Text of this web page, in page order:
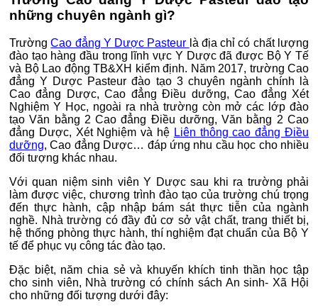
những chuyên ngành gì?
TrườngCao đẳng Y Dược Pasteur là địa chỉ có chất lượng
đào tạo hàng đầu trong lĩnh vực Y Dược đã được Bộ Y Tế
và Bộ Lao động TB&XH kiểm định. Năm 2017, trường Cao
đẳng Y Dược Pasteur đào tạo 3 chuyên ngành chính là
Cao đẳng Dược, Cao đẳng Điều dưỡng, Cao đẳng Xét
Nghiệm Y Học, ngoài ra nhà trường còn mở các lớp đào
tạo Văn bằng 2 Cao đẳng Điều dưỡng, Văn bằng 2 Cao
đẳng Dược, Xét Nghiệm và hệ Liên thông cao đẳng Điều
dưỡng, Cao đẳng Dược… đáp ứng nhu cầu học cho nhiều
đối tượng khác nhau.
Với quan niệm sinh viên Y Dược sau khi ra trường phải
làm được việc, chương trình đào tạo của trường chú trọng
đến thực hành, cập nhập bám sát thực tiễn của ngành
nghề. Nhà trường có đầy đủ cơ sở vật chất, trang thiết bị,
hệ thống phòng thực hành, thí nghiệm đạt chuẩn của Bộ Y
tế để phục vụ công tác đào tạo.
Đặc biệt, năm chia sẻ và khuyến khích tinh thần học tập
cho sinh viên, Nhà trường có chính sách An sinh- Xã Hội
cho những đối tượng dưới đây: